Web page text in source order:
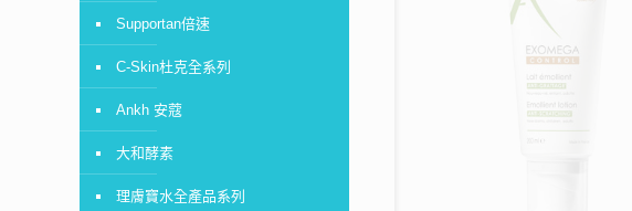
Supportan倍速
C-Skin杜克全系列
Ankh 安蔻
大和酵素
理膚寶水全產品系列